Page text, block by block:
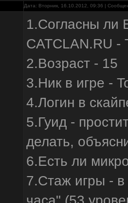
Дата: Вторник, 16.10.2012, 09:36 |
1.Согласны ли
CATCLAN.RU -
2.Возраст - 15
3.Ник в игре -
4.Логин в
5.Гуид -
делать,
6.Есть ли
7.Стаж игры - в